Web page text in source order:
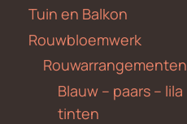
Tuin en Balkon
Rouwbloemwerk
Rouwarrangementen
Blauw – paars – lila
tinten